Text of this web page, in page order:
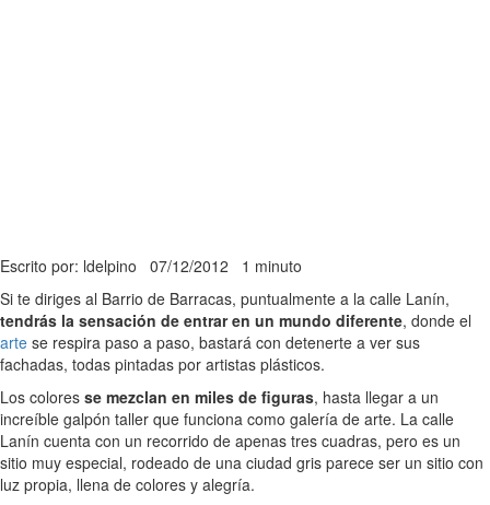
Escrito por: ldelpino 07/12/2012 1 minuto
Si te diriges al Barrio de Barracas, puntualmente a la calle Lanín,
tendrás la sensación de entrar en un mundo diferente, donde el
arte se respira paso a paso, bastará con detenerte a ver sus
fachadas, todas pintadas por artistas plásticos.
Los colores se mezclan en miles de figuras, hasta llegar a un
increíble galpón taller que funciona como galería de arte. La calle
Lanín cuenta con un recorrido de apenas tres cuadras, pero es un
sitio muy especial, rodeado de una ciudad gris parece ser un sitio con
luz propia, llena de colores y alegría.